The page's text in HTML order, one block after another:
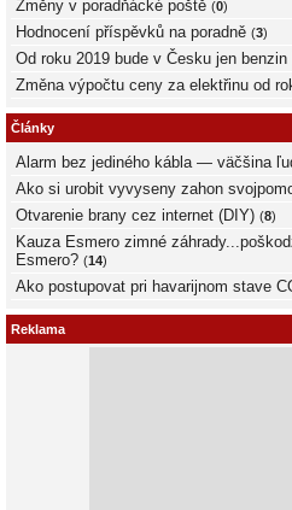
Změny v poradňácké poště (0)
Hodnocení příspěvků na poradně (3)
Od roku 2019 bude v Česku jen
Změna výpočtu ceny za elektřinu od
Články
Alarm bez jediného kábla — väčšina
Ako si urobit vyvyseny zahon
Otvarenie brany cez internet (DIY) (8)
Kauza Esmero zimné
Esmero? (14)
Ako postupovat pri havarijnom stave
Reklama